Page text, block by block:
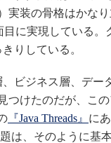
実装の骨格はかな
目に実現している
りしている。
ビジネス層、デー
つけたのだが、こ
『Java Threads』 に
は、そのように基